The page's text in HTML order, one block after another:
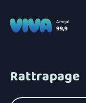
Rattrapage